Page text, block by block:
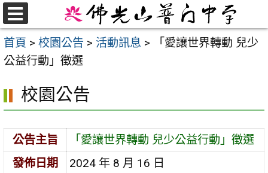
跳
至
主
要
首頁 > 校園公告 > 活動訊息 >
「愛讓世界轉動 兒少
公益行動」徵選
校園公告
公告主旨
「愛讓世界轉動 兒少公益行動」徵選
發佈日期
2024 年 8 月 16 日
選
單